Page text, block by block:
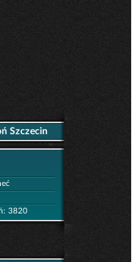
Szczecin
3820